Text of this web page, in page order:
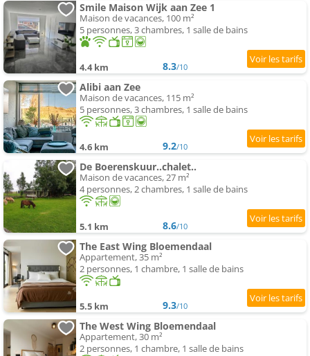
Smile Maison Wijk aan Zee 1
Maison de vacances, 100 m²
5 personnes, 3 chambres, 1 salle de bains
4.4 km 8.3/10
Alibi aan Zee
Maison de vacances, 115 m²
5 personnes, 3 chambres, 1 salle de bains
4.6 km 9.2/10
De Boerenskuur..chalet..
Maison de vacances, 27 m²
4 personnes, 2 chambres, 1 salle de bains
5.1 km 8.6/10
The East Wing Bloemendaal
Appartement, 35 m²
2 personnes, 1 chambre, 1 salle de bains
5.5 km 9.3/10
The West Wing Bloemendaal
Appartement, 30 m²
2 personnes, 1 chambre, 1 salle de bains